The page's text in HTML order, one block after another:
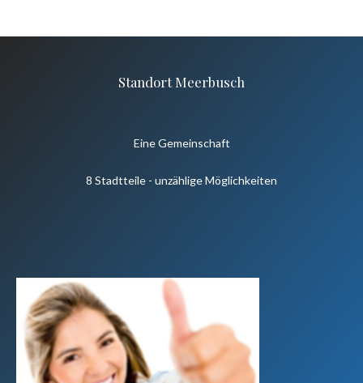
Standort Meerbusch
Eine Gemeinschaft
8 Stadtteile - unzählige Möglichkeiten